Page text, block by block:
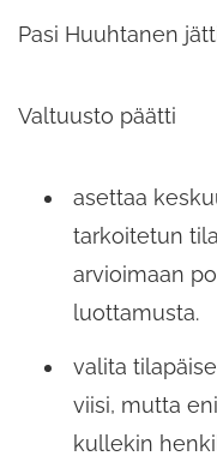
Pasi Huuhtanen
Valtuusto päätti
asettaa
tarkoitetun
arvioimaan
luottamusta.
valita
viisi, mutta
kullekin